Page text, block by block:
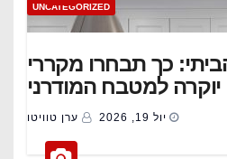
UNCATEGORIZED
כך תבחרו מקררי
יוקרה למטבח המודרני
יול 19, 2026 ערן טוויטו